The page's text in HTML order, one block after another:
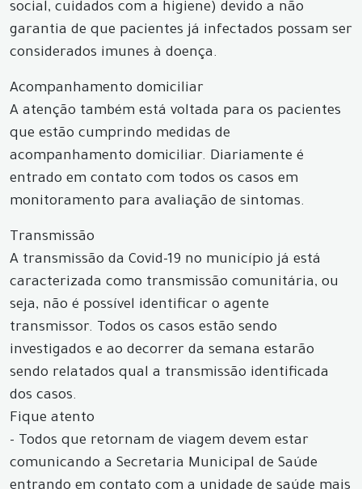
social, cuidados com a higiene) devido a não
garantia de que pacientes já infectados possam ser
considerados imunes à doença.
Acompanhamento domiciliar
A atenção também está voltada para os pacientes
que estão cumprindo medidas de
acompanhamento domiciliar. Diariamente é
entrado em contato com todos os casos em
monitoramento para avaliação de sintomas.
Transmissão
A transmissão da Covid-19 no município já está
caracterizada como transmissão comunitária, ou
seja, não é possível identificar o agente
transmissor. Todos os casos estão sendo
investigados e ao decorrer da semana estarão
sendo relatados qual a transmissão identificada
dos casos.
Fique atento
- Todos que retornam de viagem devem estar
comunicando a Secretaria Municipal de Saúde